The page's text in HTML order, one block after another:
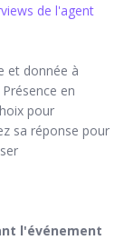
de l'agent
et donnée à
en
pour
sa réponse pour
l'événement